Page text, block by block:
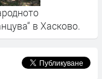
в Хасково.